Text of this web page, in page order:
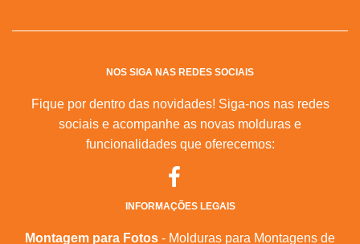
NOS SIGA NAS REDES SOCIAIS
Fique por dentro das novidades! Siga-nos nas redes
sociais e acompanhe as novas molduras e
funcionalidades que oferecemos:
INFORMAÇÕES LEGAIS
Montagem para Fotos - Molduras para Montagens de